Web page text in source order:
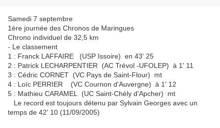
Samedi 7 septembre
1ère journée des Chronos de Maringues
Chrono individuel de 32,5 km
- Le classement
1 : Franck LAFFAIRE (USP Issoire) en 43' 25
2 : Patrick LECHARPENTIER (AC Trévol -UFOLEP) à 1' 11
3 : Cédric CORNET (VC Pays de Saint-Flour) mt
4 : Loïc PERRIER (VC Cournon d'Auvergne) à 1' 12
5 : Mathieu CARAMEL (UC Saint-Chély d'Apcher) mt
Le record est toujours détenu par Sylvain Georges avec un
temps de 42' 10 (11/09/2005)